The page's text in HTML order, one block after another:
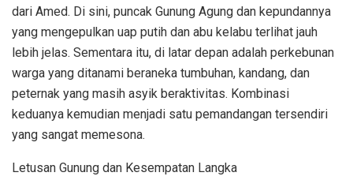
dari Amed. Di sini, puncak Gunung Agung dan kepundannya
yang mengepulkan uap putih dan abu kelabu terlihat jauh
lebih jelas. Sementara itu, di latar depan adalah perkebunan
warga yang ditanami beraneka tumbuhan, kandang, dan
peternak yang masih asyik beraktivitas. Kombinasi
keduanya kemudian menjadi satu pemandangan tersendiri
yang sangat memesona.
Letusan Gunung dan Kesempatan Langka